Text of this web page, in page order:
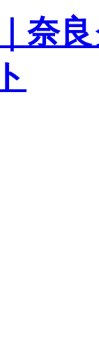
」
いて
27シーズン試
27シーズン「